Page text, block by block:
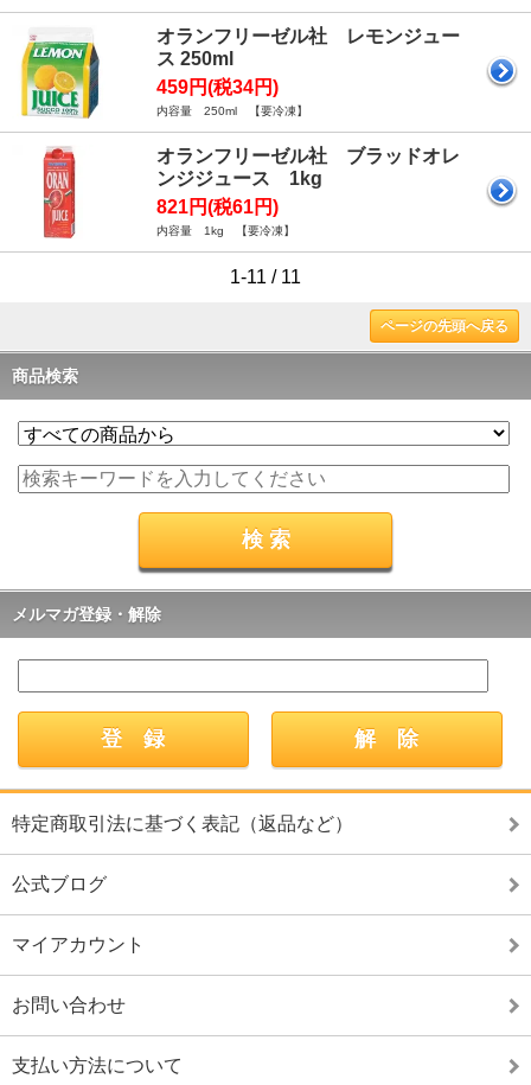
オランフリーゼル社 レモンジュー
ス 250ml
459円(税34円)
内容量 250ml 【要冷凍】
オランフリーゼル社 ブラッドオレ
ンジジュース 1kg
821円(税61円)
内容量 1kg 【要冷凍】
1-11 / 11
ページの先頭へ戻る
商品検索
メルマガ登録・解除
特定商取引法に基づく表記（返品など）
公式ブログ
マイアカウント
お問い合わせ
支払い方法について